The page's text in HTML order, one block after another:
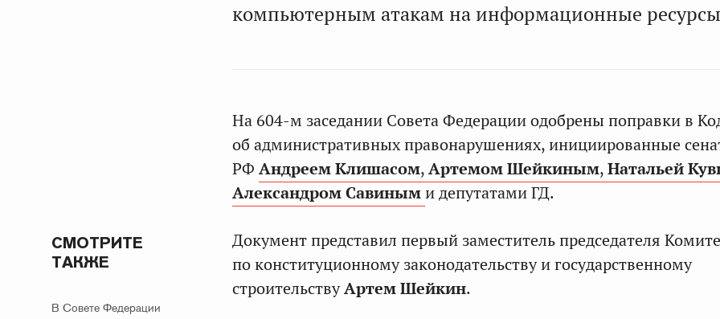
компьютерным атакам на информационные
На 604-м заседании Совета Федерации одобрены поправки в
об административных правонарушениях, инициированные
РФ Андреем Клишасом,Артемом Шейкиным,Натальей
Александром Савиными депутатами ГД.
СМОТРИТЕ
ТАКЖЕ
В Совете Федерации
Документ представил первый заместитель председателя
по конституционному законодательству и государственному
строительствуАртем Шейкин.